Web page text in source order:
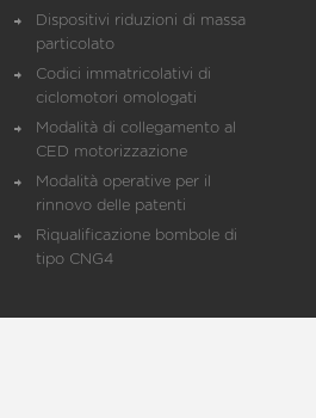
Dispositivi riduzioni di massa
particolato
Codici immatricolativi di
ciclomotori omologati
Modalità di collegamento al
CED motorizzazione
Modalità operative per il
rinnovo delle patenti
Riqualificazione bombole di
tipo CNG4